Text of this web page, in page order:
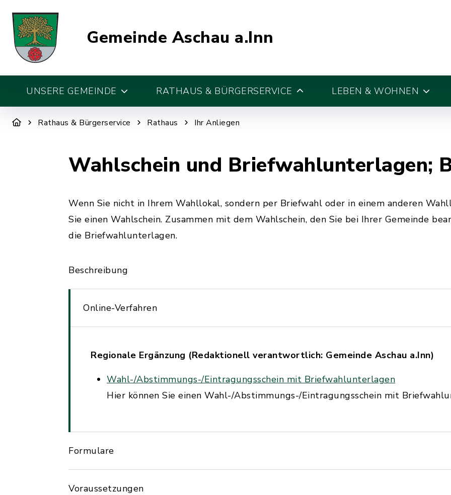
Gemeinde Aschau a.Inn
UNSERE GEMEINDE RATHAUS & BÜRGERSERVICE LEBEN & WOHNEN
Rathaus & Bürgerservice Rathaus Ihr Anliegen
Wahlschein und Briefwahlunterlagen;
Wenn Sie nicht in Ihrem Wahllokal, sondern per Briefwahl oder in einem anderen
Sie einen Wahlschein. Zusammen mit dem Wahlschein, den Sie bei Ihrer Gemeinde
die Briefwahlunterlagen.
Beschreibung
Online-Verfahren
Regionale Ergänzung (Redaktionell verantwortlich: Gemeinde Aschau a.Inn)
Wahl-/Abstimmungs-/Eintragungsschein mit Briefwahlunterlagen
Hier können Sie einen Wahl-/Abstimmungs-/Eintragungsschein mit
Formulare
Voraussetzungen